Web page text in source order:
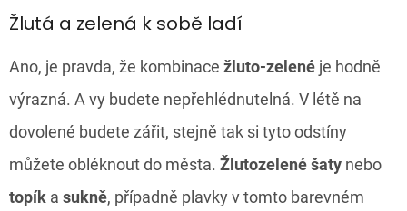
Žlutá a zelená k sobě ladí
Ano, je pravda, že kombinace žluto-zelené je hodně
výrazná. A vy budete nepřehlédnutelná. V létě na
dovolené budete zářit, stejně tak si tyto odstíny
můžete obléknout do města. Žlutozelené šaty nebo
topík a sukně, případně plavky v tomto barevném